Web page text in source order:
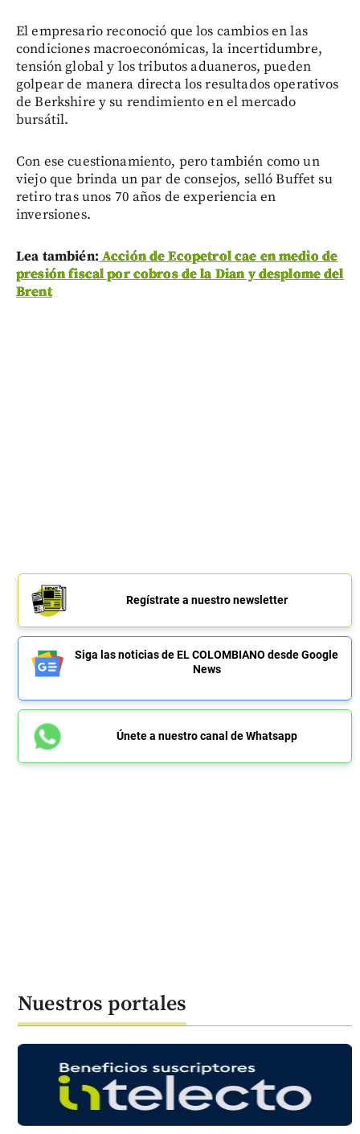
El empresario reconoció que los cambios en las
condiciones macroeconómicas, la incertidumbre,
tensión global y los tributos aduaneros, pueden
golpear de manera directa los resultados operativos
de Berkshire y su rendimiento en el mercado
bursátil.
Con ese cuestionamiento, pero también como un
viejo que brinda un par de consejos, selló Buffet su
retiro tras unos 70 años de experiencia en
inversiones.
Lea también: Acción de Ecopetrol cae en medio de
presión fiscal por cobros de la Dian y desplome del
Brent
Regístrate a nuestro newsletter
Siga las noticias de EL COLOMBIANO desde Google
News
Únete a nuestro canal de Whatsapp
Nuestros portales